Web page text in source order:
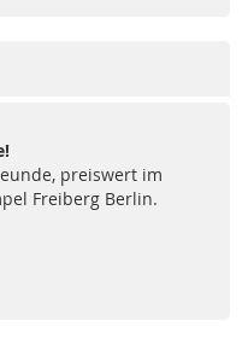
preiswert im
Freiberg Berlin.